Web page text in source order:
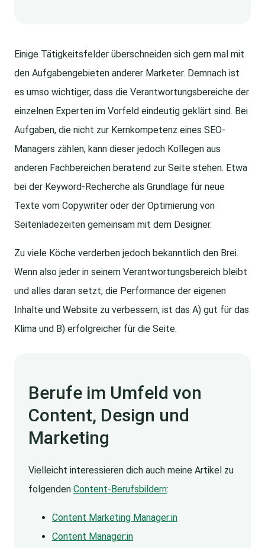
Einige Tätigkeitsfelder überschneiden sich gern mal mit
den Aufgabengebieten anderer Marketer. Demnach ist
es umso wichtiger, dass die Verantwortungsbereiche der
einzelnen Experten im Vorfeld eindeutig geklärt sind. Bei
Aufgaben, die nicht zur Kernkompetenz eines SEO-
Managers zählen, kann dieser jedoch Kollegen aus
anderen Fachbereichen beratend zur Seite stehen. Etwa
bei der Keyword-Recherche als Grundlage für neue
Texte vom Copywriter oder der Optimierung von
Seitenladezeiten gemeinsam mit dem Designer.
Zu viele Köche verderben jedoch bekanntlich den Brei.
Wenn also jeder in seinem Verantwortungsbereich bleibt
und alles daran setzt, die Performance der eigenen
Inhalte und Website zu verbessern, ist das A) gut für das
Klima und B) erfolgreicher für die Seite.
Berufe im Umfeld von
Content, Design und
Marketing
Vielleicht interessieren dich auch meine Artikel zu
folgenden Content-Berufsbildern:
Content Marketing Manager:in
Content Manager:in